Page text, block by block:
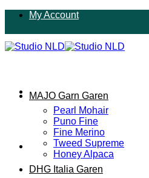
inhoud
My Account
MAJO Garn Garen
Pearl Mohair
Puno Fine
Fine Merino
Tweed Supreme
Honey Alpaca
DHG Italia Garen